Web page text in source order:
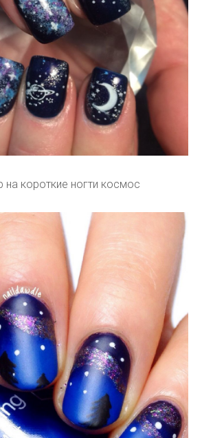
на короткие ногти космос